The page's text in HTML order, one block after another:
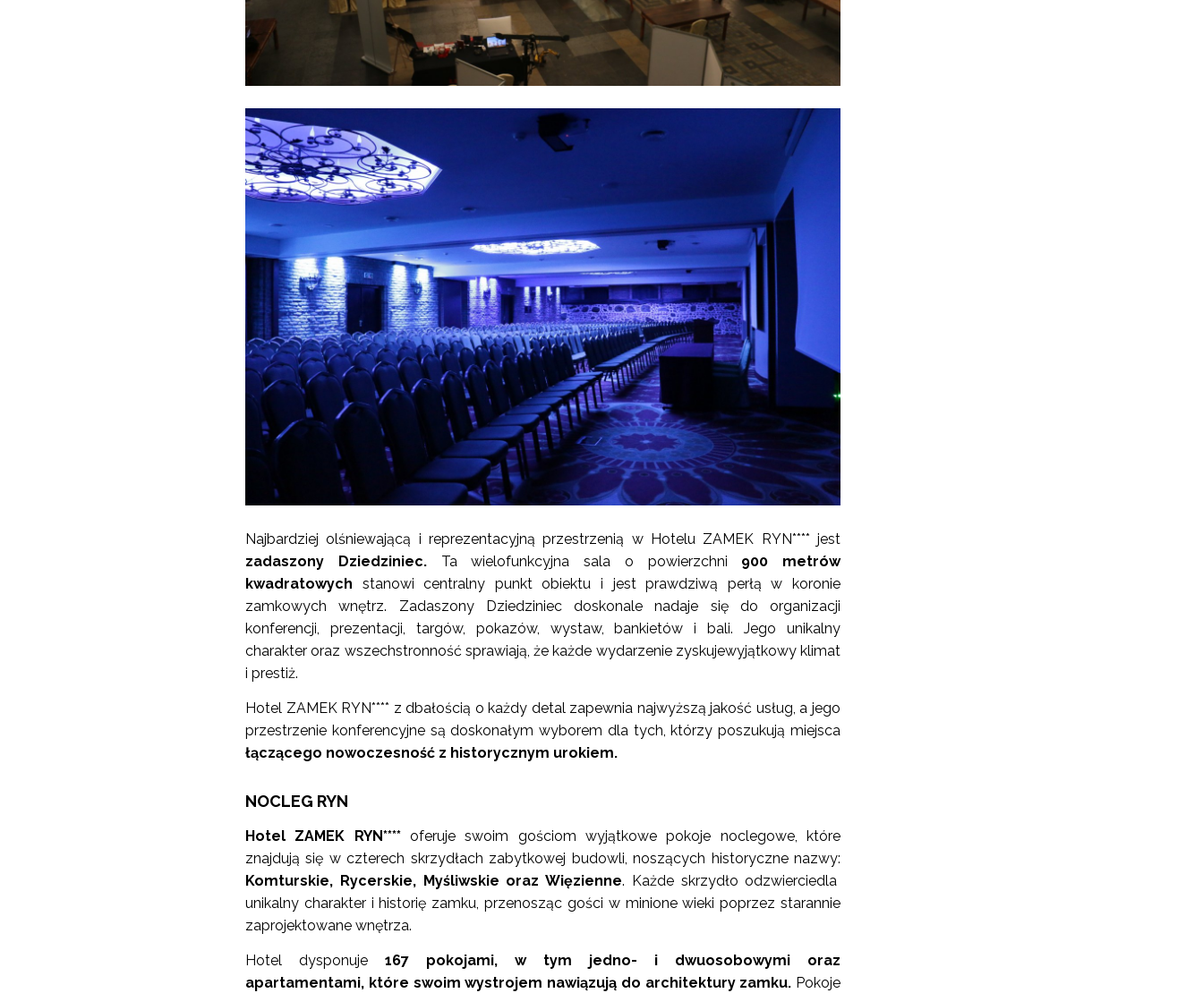
Najbardziej olśniewającą i reprezentacyjną przestrzenią w Hotelu ZAMEK RYN**** jest
zadaszony Dziedziniec.Ta wielofunkcyjna sala o powierzchni 900 metrów
kwadratowych stanowi centralny punkt obiektu i jest prawdziwą perłą w koronie
zamkowych wnętrz. Zadaszony Dziedziniec doskonale nadaje się do organizacji
konferencji, prezentacji, targów, pokazów, wystaw, bankietów i bali. Jego unikalny
charakter oraz wszechstronność sprawiają, że każde wydarzenie zyskujewyjątkowy klimat
i prestiż.
Hotel ZAMEK RYN**** z dbałością o każdy detal zapewnia najwyższą jakość usług, a jego
przestrzenie konferencyjne są doskonałym wyborem dla tych, którzy poszukują miejsca
łączącego nowoczesność z historycznym urokiem.
NOCLEG RYN
Hotel ZAMEK RYN****oferuje swoim gościom wyjątkowe pokoje noclegowe, które
znajdują się w czterech skrzydłach zabytkowej budowli, noszących historyczne nazwy:
Komturskie, Rycerskie, Myśliwskie oraz Więzienne. Każde skrzydło odzwierciedla
unikalny charakter i historię zamku, przenosząc gości w minione wieki poprzez starannie
zaprojektowane wnętrza.
Hotel dysponuje 167 pokojami, w tym jedno- i dwuosobowymi oraz
apartamentami, które swoim wystrojem nawiązują do architektury zamku. Pokoje